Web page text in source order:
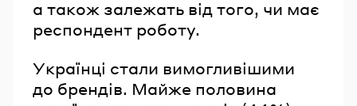
а також залежать від того, чи має
респондент роботу.
Українці стали вимогливішими
до брендів. Майже половина